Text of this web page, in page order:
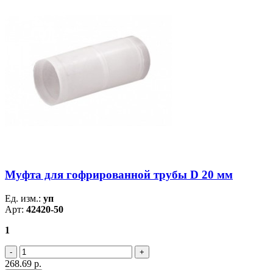
Муфта для гофрированной трубы D 20 мм
Ед. изм.: уп
Арт: 42420-50
1
268.69 р.